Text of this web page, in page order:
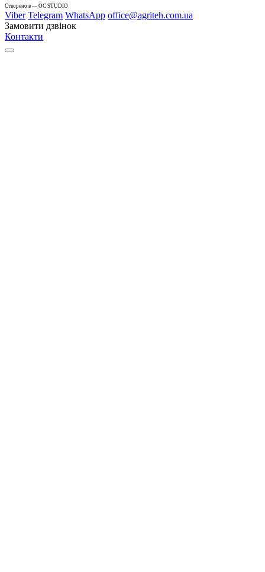
Cтворено в — OC STUDIO
Viber Telegram WhatsApp office@agriteh.com.ua
Замовити дзвінок
Контакти